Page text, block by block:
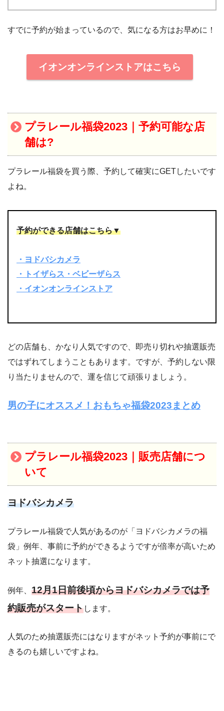
すでに予約が始まっているので、気になる方はお早めに！
イオンオンラインストアはこちら
プラレール福袋2023｜予約可能な店
舗は?
プラレール福袋を買う際、予約して確実にGETしたいです
よね。
予約ができる店舗はこちら▼
・ヨドバシカメラ
・トイザらス・ベビーザらス
・イオンオンラインストア
どの店舗も、かなり人気ですので、即売り切れや抽選販売
ではずれてしまうこともあります。ですが、予約しない限
り当たりませんので、運を信じて頑張りましょう。
男の子にオススメ！おもちゃ福袋2023まとめ
プラレール福袋2023｜販売店舗につ
いて
ヨドバシカメラ
プラレール福袋で人気があるのが「ヨドバシカメラの福
袋」例年、事前に予約ができるようですが倍率が高いため
ネット抽選になります。
例年、 12月1日前後頃からヨドバシカメラでは予
約販売がスタートします。
人気のため抽選販売にはなりますがネット予約が事前にで
きるのも嬉しいですよね。